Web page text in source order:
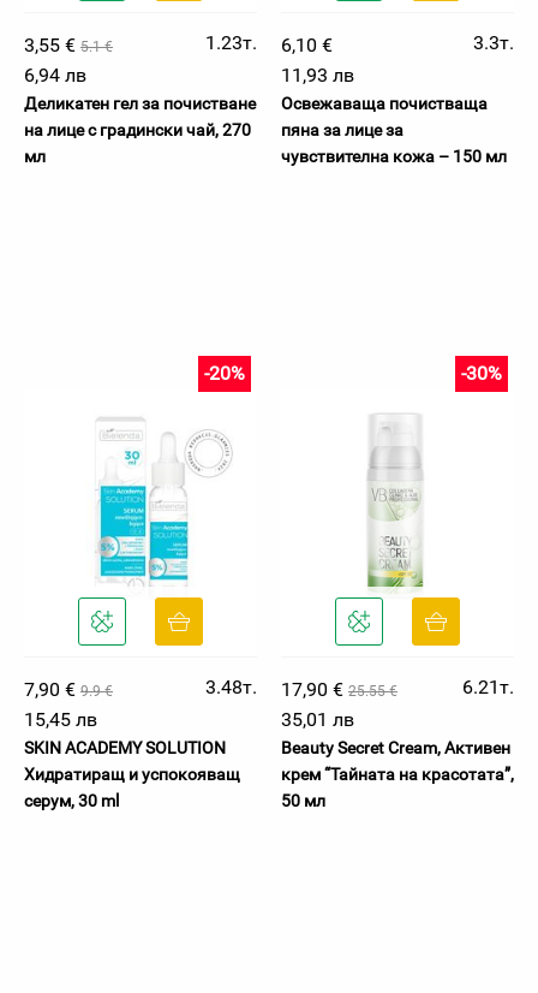
3,55 € 5.1 €
1.23т.
6,94 лв
Деликатен гел за почистване
на лице с градински чай, 270
мл
6,10 €
3.3т.
11,93 лв
Освежаваща почистваща
пяна за лице за
чувствителна кожа – 150 мл
7,90 € 9.9 €
-20%
3.48т.
15,45 лв
SKIN ACADEMY SOLUTION
Хидратиращ и успокояващ
серум, 30 ml
17,90 € 25.55 €
-30%
6.21т.
35,01 лв
Beauty Secret Cream, Активен
крем “Тайната на красотата”,
50 мл